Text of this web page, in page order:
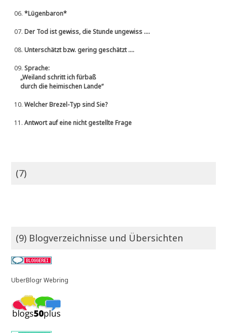
06.*Lügenbaron*
07.Der Tod ist gewiss, die Stunde ungewiss ....
08.Unterschätzt bzw. gering geschätzt ....
09.Sprache:
„Weiland schritt ich fürbaß
durch die heimischen Lande“
10.Welcher Brezel-Typ sind Sie?
11.Antwort auf eine nicht gestellte Frage
(7)
(9) Blogverzeichnisse und Übersichten
UberBlogr Webring